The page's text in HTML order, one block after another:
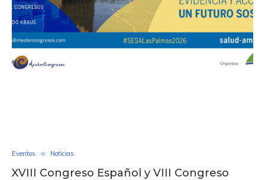
Eventos Noticias
XVIII Congreso Español y VIII Congreso